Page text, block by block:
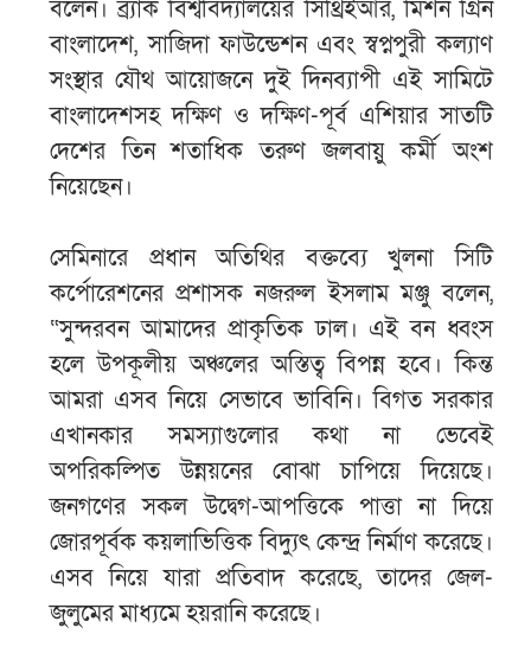
বলেন। ব্র্যাক বিশ্ববিদ্যালয়ের সিথ্রিইআর, মিশন গ্রিন
বাংলাদেশ, সাজিদা ফাউন্ডেশন এবং স্বপ্নপুরী কল্যাণ
সংস্থার যৌথ আয়োজনে দুই দিনব্যাপী এই সামিটে
বাংলাদেশসহ দক্ষিণ ও দক্ষিণ-পূর্ব এশিয়ার সাতটি
দেশের তিন শতাধিক তরুণ জলবায়ু কর্মী অংশ
নিয়েছেন।
সেমিনারে প্রধান অতিথির বক্তব্যে খুলনা সিটি
কর্পোরেশনের প্রশাসক নজরুল ইসলাম মঞ্জু বলেন,
“সুন্দরবন আমাদের প্রাকৃতিক ঢাল। এই বন ধ্বংস
হলে উপকূলীয় অঞ্চলের অস্তিত্ব বিপন্ন হবে। কিন্ত
আমরা এসব নিয়ে সেভাবে ভাবিনি। বিগত সরকার
এখানকার সমস্যাগুলোর কথা না ভেবেই
অপরিকল্পিত উন্নয়নের বোঝা চাপিয়ে দিয়েছে।
জনগণের সকল উদ্বেগ-আপত্তিকে পাত্তা না দিয়ে
জোরপূর্বক কয়লাভিত্তিক বিদ্যুৎ কেন্দ্র নির্মাণ করেছে।
এসব নিয়ে যারা প্রতিবাদ করেছে, তাদের জেল-
জুলুমের মাধ্যমে হয়রানি করেছে।